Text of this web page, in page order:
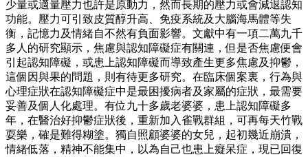
少量或適量壓力也許是原動力，然而長期的壓力或會減退認知
功能。壓力可引致皮質醇升高、免疫系統及大腦海馬體等失
衡，記憶力及情緒自不然有負面影響。文獻中有一項二萬九千
多人的研究顯示，焦慮與認知障礙症有關連，但是否焦慮便會
引起認知障礙，或患上認知障礙而導致產生更多焦慮及抑鬱，
這個因與果的問題，則有待更多研究。在臨床個案裏，行為與
心理症狀在認知障礙症中是最困擾病者及家屬的症狀，最需要
妥善及個人化處理。有位九十多歲老婆婆，患上認知障礙多
年，在醫治好抑鬱症狀後，重新加入雀戰群組，可再每天竹戰
耍樂，確是難得糊塗。獨自照顧婆婆的女兒，起初幾近崩潰，
情緒低落，精神不能集中，以為自己也患上癡呆症，現已回復